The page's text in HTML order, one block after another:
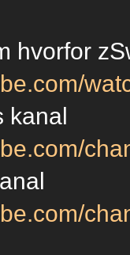
hvorfor
kanal